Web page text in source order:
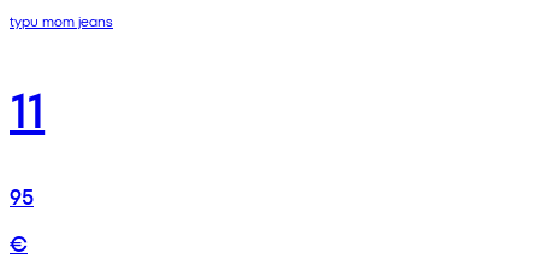
typu mom jeans
11
95
€